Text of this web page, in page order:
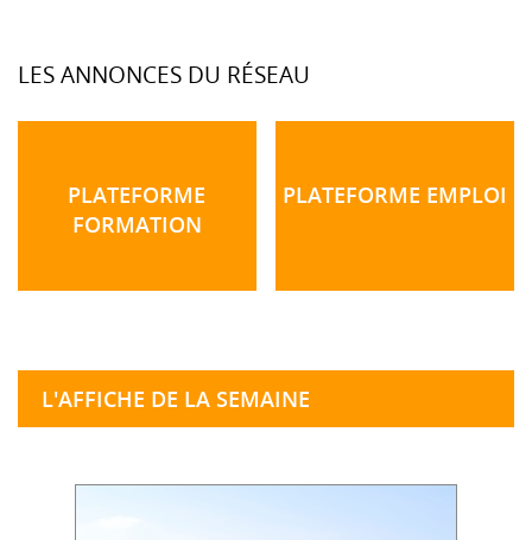
LES ANNONCES DU RÉSEAU
PLATEFORME
FORMATION
PLATEFORME EMPLOI
L'AFFICHE DE LA SEMAINE